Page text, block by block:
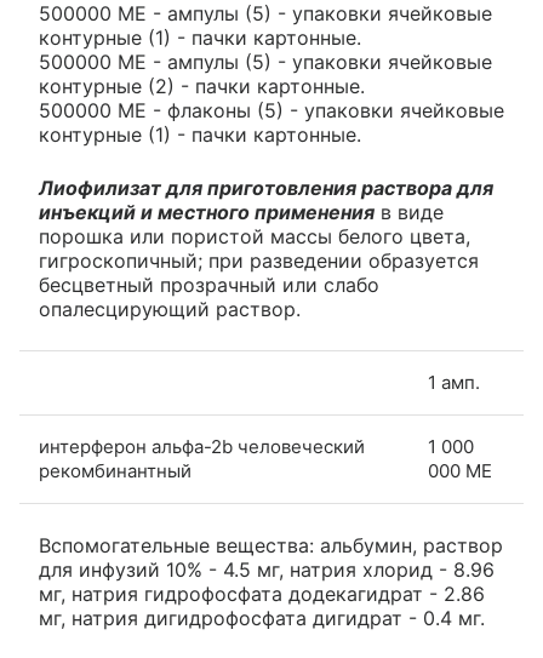
500000 МЕ - ампулы (5) - упаковки ячейковые
контурные (1) - пачки картонные.
500000 МЕ - ампулы (5) - упаковки ячейковые
контурные (2) - пачки картонные.
500000 МЕ - флаконы (5) - упаковки ячейковые
контурные (1) - пачки картонные.
Лиофилизат для приготовления раствора для
инъекций и местного применения в виде
порошка или пористой массы белого цвета,
гигроскопичный; при разведении образуется
бесцветный прозрачный или слабо
опалесцирующий раствор.
1 амп.
интерферон альфа-2b человеческий
рекомбинантный
1 000
000 МЕ
Вспомогательные вещества: альбумин, раствор
для инфузий 10% - 4.5 мг, натрия хлорид - 8.96
мг, натрия гидрофосфата додекагидрат - 2.86
мг, натрия дигидрофосфата дигидрат - 0.4 мг.